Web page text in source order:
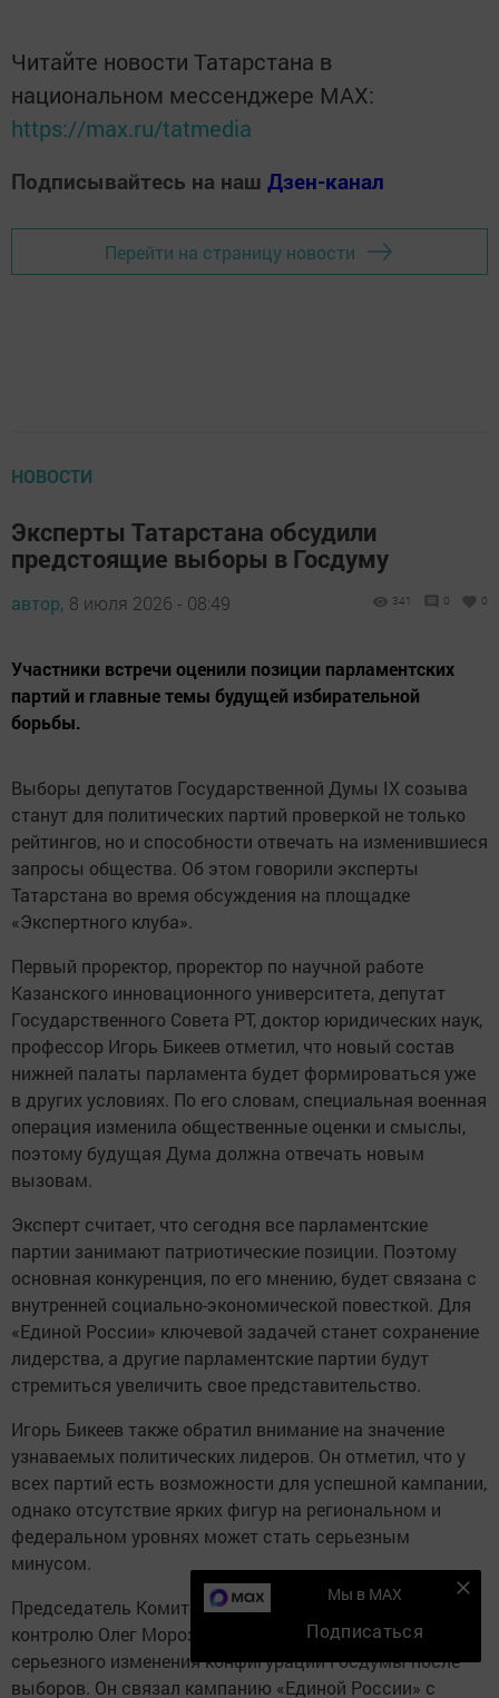
Читайте новости Татарстана в
национальном мессенджере MАХ:
https://max.ru/tatmedia
Подписывайтесь на наш Дзен-канал
Перейти на страницу новости
НОВОСТИ
Эксперты Татарстана обсудили
предстоящие выборы в Госдуму
автор, 8 июля 2026 - 08:49 341 0 0
Участники встречи оценили позиции парламентских
партий и главные темы будущей избирательной
борьбы.
Выборы депутатов Государственной Думы IX созыва
станут для политических партий проверкой не только
рейтингов, но и способности отвечать на изменившиеся
запросы общества. Об этом говорили эксперты
Татарстана во время обсуждения на площадке
«Экспертного клуба».
Первый проректор, проректор по научной работе
Казанского инновационного университета, депутат
Государственного Совета РТ, доктор юридических наук,
профессор Игорь Бикеев отметил, что новый состав
нижней палаты парламента будет формироваться уже
в других условиях. По его словам, специальная военная
операция изменила общественные оценки и смыслы,
поэтому будущая Дума должна отвечать новым
вызовам.
Эксперт считает, что сегодня все парламентские
партии занимают патриотические позиции. Поэтому
основная конкуренция, по его мнению, будет связана с
внутренней социально-экономической повесткой. Для
«Единой России» ключевой задачей станет сохранение
лидерства, а другие парламентские партии будут
стремиться увеличить свое представительство.
Игорь Бикеев также обратил внимание на значение
узнаваемых политических лидеров. Он отметил, что у
всех партий есть возможности для успешной кампании,
однако отсутствие ярких фигур на региональном и
федеральном уровнях может стать серьезным
минусом.
Председатель Комитета Государственной Думы по
контролю Олег Морозов заявил, что не ожидает
серьезного изменения конфигурации Госдумы после
выборов. Он связал кампанию «Единой России» с
Мы в MAX
Подписаться